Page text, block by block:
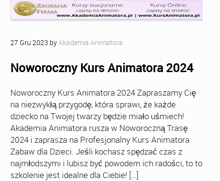
27 Gru 2023 byAkademia Animatora
Noworoczny Kurs Animatora 2024
Noworoczny Kurs Animatora 2024 Zapraszamy Cię
na niezwykłą przygodę, która sprawi, że każde
dziecko na Twojej twarzy będzie miało uśmiech!
Akademia Animatora rusza w Noworoczną Trasę
2024 i zaprasza na Profesjonalny Kurs Animatora
Zabaw dla Dzieci. Jeśli kochasz spędzać czas z
najmłodszymi i lubisz być powodem ich radości, to to
szkolenie jest idealne dla Ciebie! […]